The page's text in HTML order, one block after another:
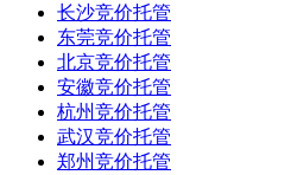
长沙竞价托管
东莞竞价托管
北京竞价托管
安徽竞价托管
杭州竞价托管
武汉竞价托管
郑州竞价托管